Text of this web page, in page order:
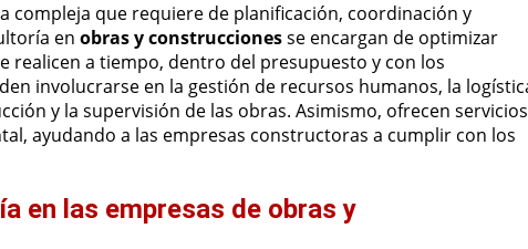
compleja que requiere de planificación, coordinación y
en obras y construccionesse encargan de optimizar
realicen a tiempo, dentro del presupuesto y con los
involucrarse en la gestión de recursos humanos, la
y la supervisión de las obras. Asimismo, ofrecen servicios
ayudando a las empresas constructoras a cumplir con los
en las empresas de obras y